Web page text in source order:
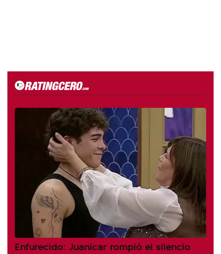
Enfurecido: Juanicar rompió el silencio